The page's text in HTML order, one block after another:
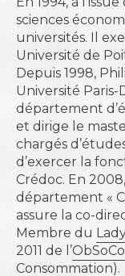
sciences
universités. Il
Université de
Depuis 1998,
Université Paris-
département
et dirige le
chargés
d’exercer la
Crédoc. En
département «
assure la co-
Membre du
2011 de l’ObSoCo
Consommation).